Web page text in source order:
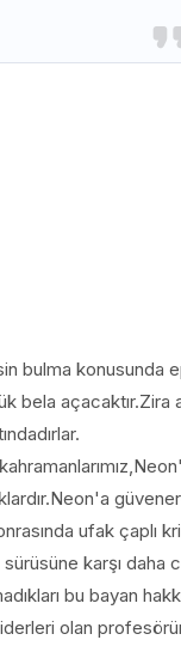
bulma konusunda
bela açacaktır.Zira
ufak çaplı
karşı daha
bu bayan
olan